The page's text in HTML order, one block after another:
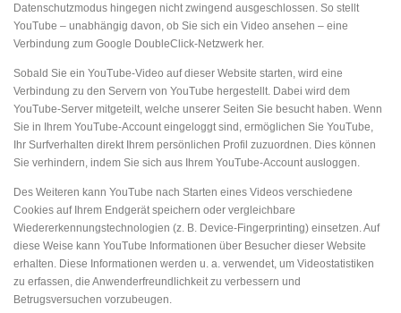
Datenschutzmodus hingegen nicht zwingend ausgeschlossen. So stellt
YouTube – unabhängig davon, ob Sie sich ein Video ansehen – eine
Verbindung zum Google DoubleClick-Netzwerk her.
Sobald Sie ein YouTube-Video auf dieser Website starten, wird eine
Verbindung zu den Servern von YouTube hergestellt. Dabei wird dem
YouTube-Server mitgeteilt, welche unserer Seiten Sie besucht haben. Wenn
Sie in Ihrem YouTube-Account eingeloggt sind, ermöglichen Sie YouTube,
Ihr Surfverhalten direkt Ihrem persönlichen Profil zuzuordnen. Dies können
Sie verhindern, indem Sie sich aus Ihrem YouTube-Account ausloggen.
Des Weiteren kann YouTube nach Starten eines Videos verschiedene
Cookies auf Ihrem Endgerät speichern oder vergleichbare
Wiedererkennungstechnologien (z. B. Device-Fingerprinting) einsetzen. Auf
diese Weise kann YouTube Informationen über Besucher dieser Website
erhalten. Diese Informationen werden u. a. verwendet, um Videostatistiken
zu erfassen, die Anwenderfreundlichkeit zu verbessern und
Betrugsversuchen vorzubeugen.